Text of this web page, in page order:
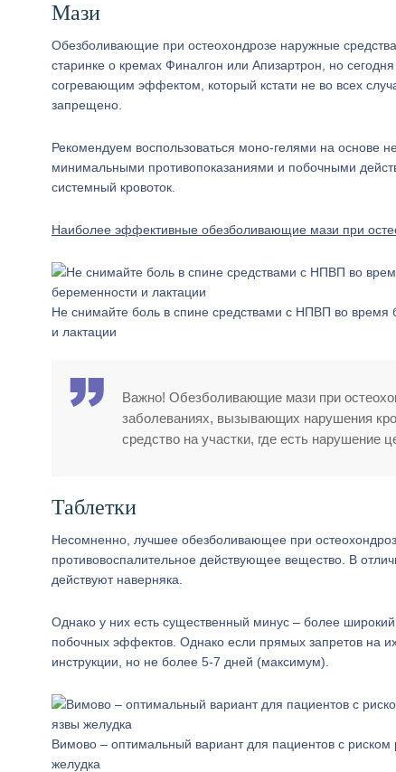
Мази
Обезболивающие при остеохондрозе наружные
старинке о кремах Финалгон или Апизартрон, но
согревающим эффектом, который кстати не во всех
запрещено.
Рекомендуем воспользоваться моно-гелями на основе
минимальными противопоказаниями и побочными
системный кровоток.
Наиболее эффективные обезболивающие мази при
Не снимайте боль в спине средствами с НПВП во время
и лактации
Важно! Обезболивающие мази при
заболеваниях, вызывающих нарушения
средство на участки, где есть нарушение
Таблетки
Несомненно, лучшее обезболивающее при
противовоспалительное действующее вещество. В
действуют наверняка.
Однако у них есть существенный минус – более
побочных эффектов. Однако если прямых запретов на
инструкции, но не более 5-7 дней (максимум).
Вимово – оптимальный вариант для пациентов с риском
желудка